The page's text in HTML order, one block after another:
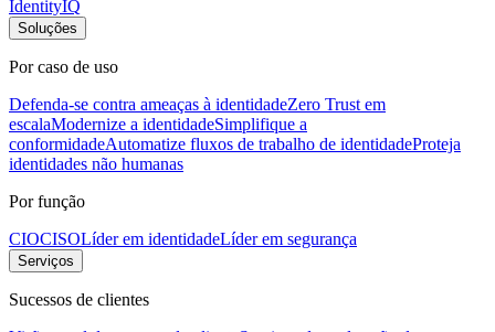
IdentityIQ
Soluções
Por caso de uso
Defenda-se contra ameaças à identidadeZero Trust em
escalaModernize a identidadeSimplifique a
conformidadeAutomatize fluxos de trabalho de identidadeProteja
identidades não humanas
Por função
CIOCISOLíder em identidadeLíder em segurança
Serviços
Sucessos de clientes